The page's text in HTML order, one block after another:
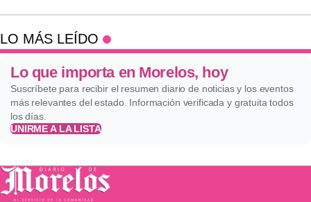
LO MÁS LEÍDO
Lo que importa en Morelos, hoy
Suscríbete para recibir el resumen diario de noticias y los eventos
más relevantes del estado. Información verificada y gratuita todos
los días.
UNIRME A LA LISTA